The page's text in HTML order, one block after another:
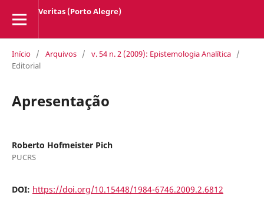
Veritas (Porto Alegre)
Início / Arquivos / v. 54 n. 2 (2009): Epistemologia Analítica /
Editorial
Apresentação
Roberto Hofmeister Pich
PUCRS
DOI: https://doi.org/10.15448/1984-6746.2009.2.6812